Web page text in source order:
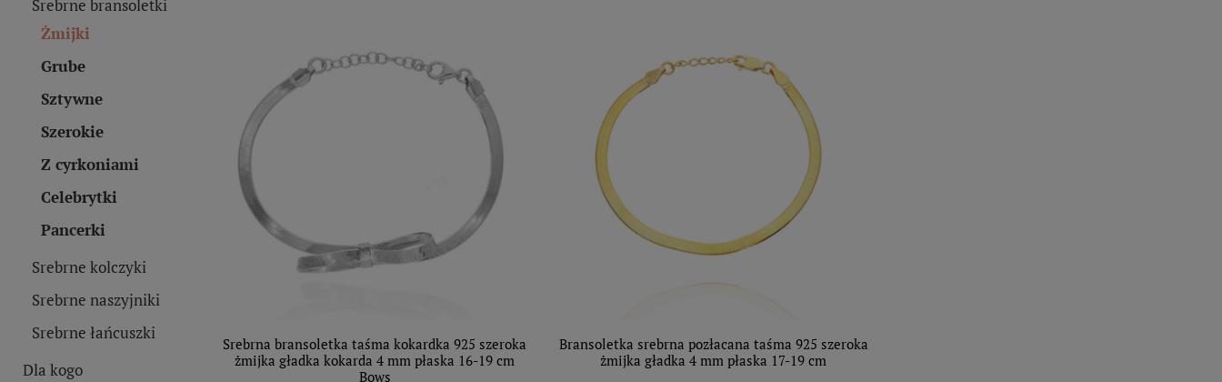
Srebrne bransoletki
Żmijki
Grube
Sztywne
Szerokie
Z cyrkoniami
Celebrytki
Pancerki
Srebrne kolczyki
Srebrne naszyjniki
Srebrne łańcuszki
Dla kogo
Srebrna bransoletka taśma kokardka 925 szeroka
żmijka gładka kokarda 4 mm płaska 16-19 cm
Bows
Bransoletka srebrna pozłacana taśma 925 szeroka
żmijka gładka 4 mm płaska 17-19 cm